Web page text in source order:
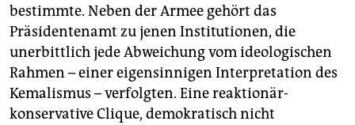
bestimmte. Neben der Armee gehört das
Präsidentenamt zu jenen Institutionen, die
unerbittlich jede Abweichung vom ideologischen
Rahmen – einer eigensinnigen Interpretation des
Kemalismus – verfolgten. Eine reaktionär-
konservative Clique, demokratisch nicht